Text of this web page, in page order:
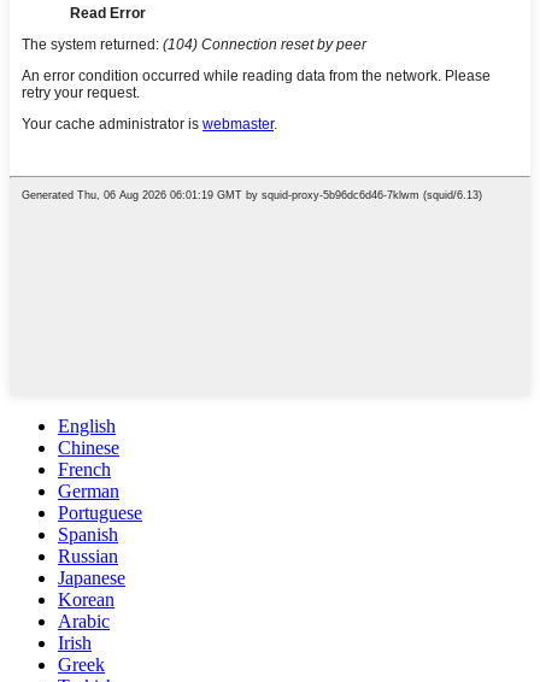
English
Chinese
French
German
Portuguese
Spanish
Russian
Japanese
Korean
Arabic
Irish
Greek